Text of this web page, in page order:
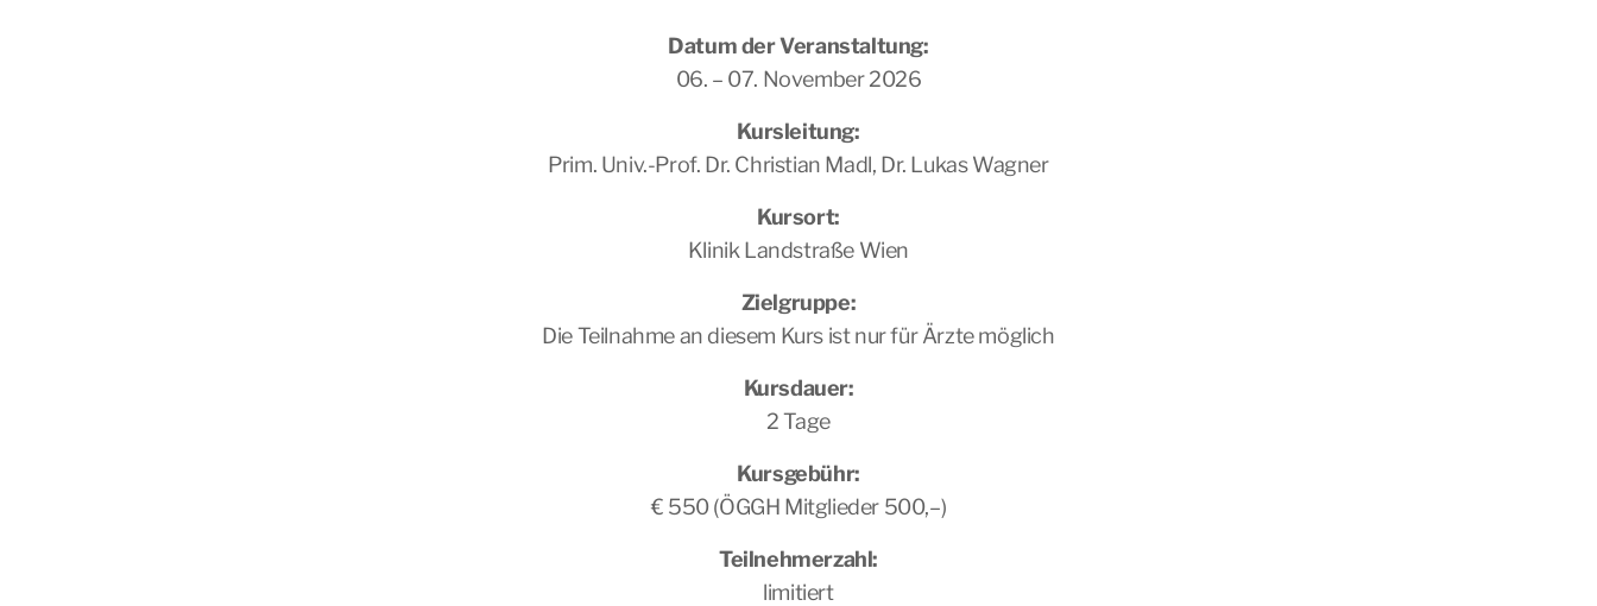
Datum der Veranstaltung:
06. – 07. November 2026
Kursleitung:
Prim. Univ.-Prof. Dr. Christian Madl, Dr. Lukas Wagner
Kursort:
Klinik Landstraße Wien
Zielgruppe:
Die Teilnahme an diesem Kurs ist nur für Ärzte möglich
Kursdauer:
2 Tage
Kursgebühr:
€ 550 (ÖGGH Mitglieder 500,–)
Teilnehmerzahl:
limitiert